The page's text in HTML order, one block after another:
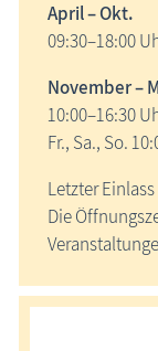
April – Okt.
09:30–18:00
November –
10:00–16:30
Fr., Sa., So.
Letzter
Die